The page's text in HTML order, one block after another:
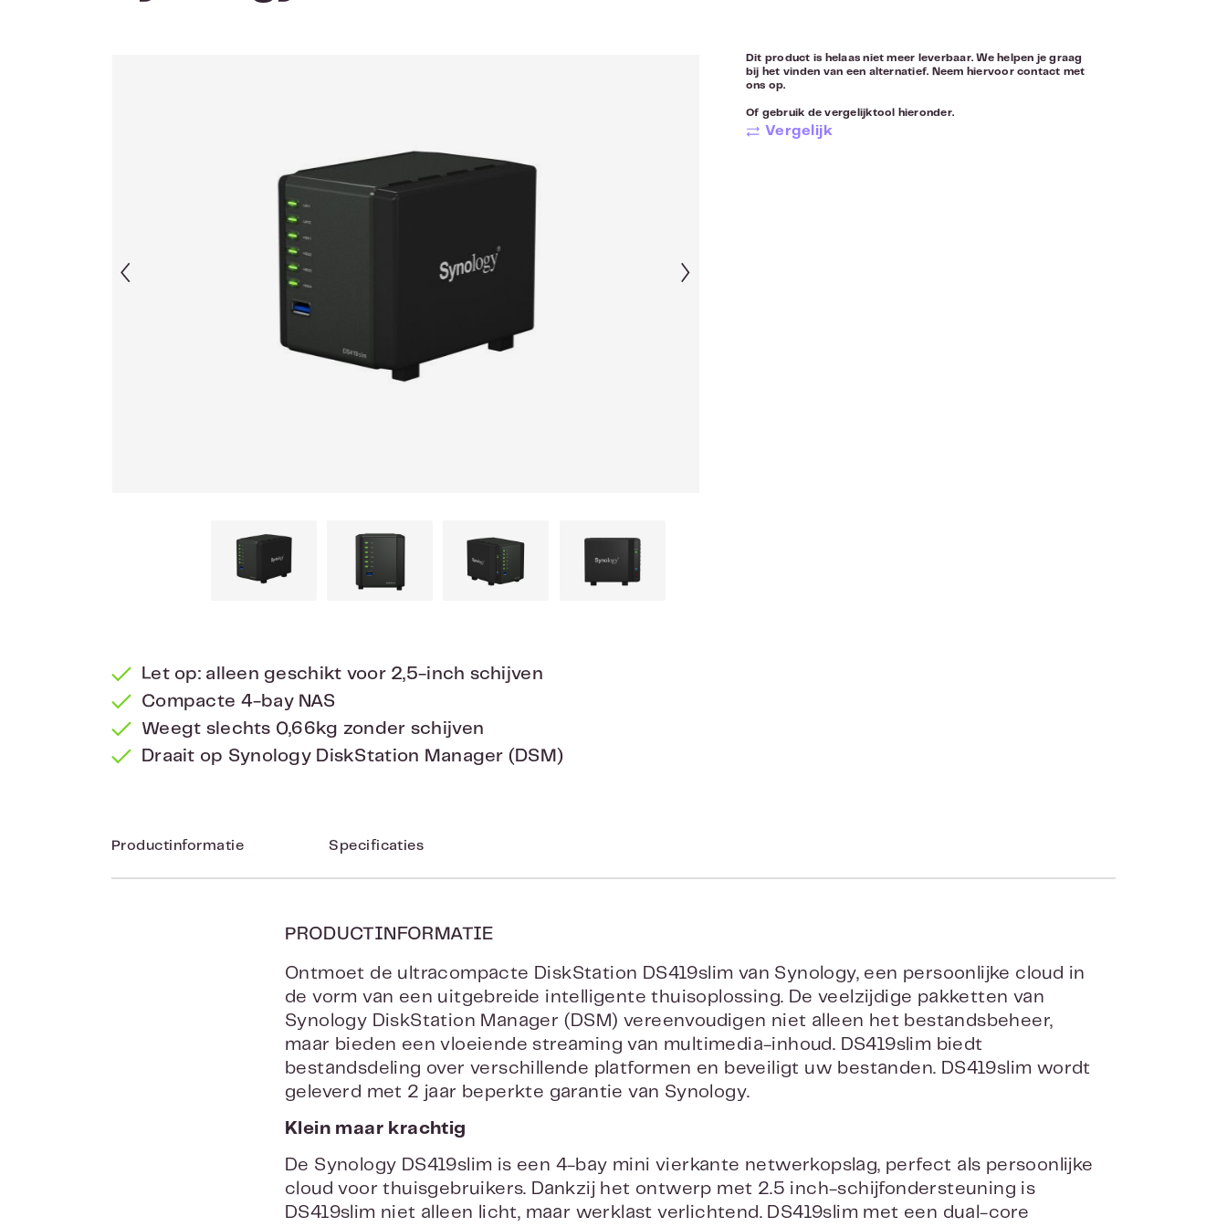
Let op: alleen geschikt voor 2,5-inch schijven
Compacte 4-bay NAS
Weegt slechts 0,66kg zonder schijven
Draait op Synology DiskStation Manager (DSM)
Dit product is helaas niet meer leverbaar. We helpen je graag
bij het vinden van een alternatief. Neem hiervoorcontact met
ons op.
Of gebruik de vergelijktool hieronder.
Vergelijk
Productinformatie Specificaties
PRODUCTINFORMATIE
Ontmoet de ultracompacte DiskStation DS419slim van Synology, een persoonlijke cloud in
de vorm van een uitgebreide intelligente thuisoplossing. De veelzijdige pakketten van
Synology DiskStation Manager (DSM) vereenvoudigen niet alleen het bestandsbeheer,
maar bieden een vloeiende streaming van multimedia-inhoud. DS419slim biedt
bestandsdeling over verschillende platformen en beveiligt uw bestanden. DS419slim wordt
geleverd met 2 jaar beperkte garantie van Synology.
Klein maar krachtig
De Synology DS419slim is een 4-bay mini vierkante netwerkopslag, perfect als persoonlijke
cloud voor thuisgebruikers. Dankzij het ontwerp met 2.5 inch-schijfondersteuning is
DS419slim niet alleen licht, maar werklast verlichtend. DS419slim met een dual-core